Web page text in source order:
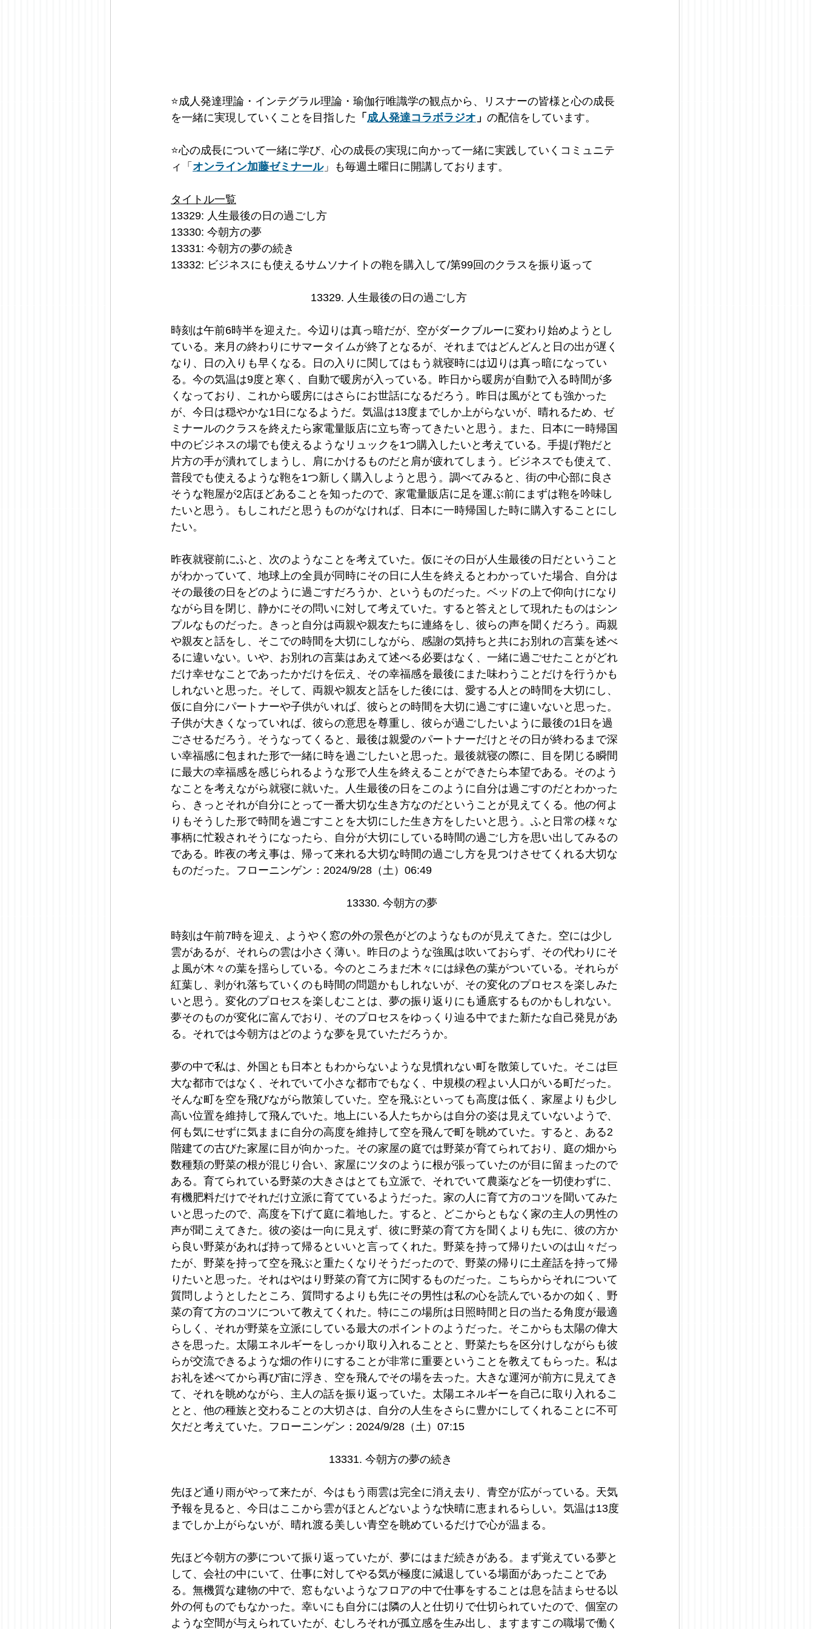
⭐️成人発達理論・インテグラル理論・瑜伽行唯識学の観点から、リスナーの皆様と心の成長
を一緒に実現していくことを目指した 「 成人発達コラボラジオ 」 の配信をしています。
⭐️心の成長について一緒に学び、心の成長の実現に向かって一緒に実践していくコミュニテ
ィ「 オンライン加藤ゼミナール」も毎週土曜日に開講しております。
タイトル一覧
13329: 人生最後の日の過ごし方
13330: 今朝方の夢
13331: 今朝方の夢の続き
13332: ビジネスにも使えるサムソナイトの鞄を購入して/第99回のクラスを振り返って
13329. 人生最後の日の過ごし方
時刻は午前6時半を迎えた。今辺りは真っ暗だが、空がダークブルーに変わり始めようとし
ている。来月の終わりにサマータイムが終了となるが、それまではどんどんと日の出が遅く
なり、日の入りも早くなる。日の入りに関してはもう就寝時には辺りは真っ暗になってい
る。今の気温は9度と寒く、自動で暖房が入っている。昨日から暖房が自動で入る時間が多
くなっており、これから暖房にはさらにお世話になるだろう。昨日は風がとても強かった
が、今日は穏やかな1日になるようだ。気温は13度までしか上がらないが、晴れるため、ゼ
ミナールのクラスを終えたら家電量販店に立ち寄ってきたいと思う。また、日本に一時帰国
中のビジネスの場でも使えるようなリュックを1つ購入したいと考えている。手提げ鞄だと
片方の手が潰れてしまうし、肩にかけるものだと肩が疲れてしまう。ビジネスでも使えて、
普段でも使えるような鞄を1つ新しく購入しようと思う。調べてみると、街の中心部に良さ
そうな鞄屋が2店ほどあることを知ったので、家電量販店に足を運ぶ前にまずは鞄を吟味し
たいと思う。もしこれだと思うものがなければ、日本に一時帰国した時に購入することにし
たい。
昨夜就寝前にふと、次のようなことを考えていた。仮にその日が人生最後の日だということ
がわかっていて、地球上の全員が同時にその日に人生を終えるとわかっていた場合、自分は
その最後の日をどのように過ごすだろうか、というものだった。ベッドの上で仰向けになり
ながら目を閉じ、静かにその問いに対して考えていた。すると答えとして現れたものはシン
プルなものだった。きっと自分は両親や親友たちに連絡をし、彼らの声を聞くだろう。両親
や親友と話をし、そこでの時間を大切にしながら、感謝の気持ちと共にお別れの言葉を述べ
るに違いない。いや、お別れの言葉はあえて述べる必要はなく、一緒に過ごせたことがどれ
だけ幸せなことであったかだけを伝え、その幸福感を最後にまた味わうことだけを行うかも
しれないと思った。そして、両親や親友と話をした後には、愛する人との時間を大切にし、
仮に自分にパートナーや子供がいれば、彼らとの時間を大切に過ごすに違いないと思った。
子供が大きくなっていれば、彼らの意思を尊重し、彼らが過ごしたいように最後の1日を過
ごさせるだろう。そうなってくると、最後は親愛のパートナーだけとその日が終わるまで深
い幸福感に包まれた形で一緒に時を過ごしたいと思った。最後就寝の際に、目を閉じる瞬間
に最大の幸福感を感じられるような形で人生を終えることができたら本望である。そのよう
なことを考えながら就寝に就いた。人生最後の日をこのように自分は過ごすのだとわかった
ら、きっとそれが自分にとって一番大切な生き方なのだということが見えてくる。他の何よ
りもそうした形で時間を過ごすことを大切にした生き方をしたいと思う。ふと日常の様々な
事柄に忙殺されそうになったら、自分が大切にしている時間の過ごし方を思い出してみるの
である。昨夜の考え事は、帰って来れる大切な時間の過ごし方を見つけさせてくれる大切な
ものだった。フローニンゲン：2024/9/28（土）06:49
13330. 今朝方の夢
時刻は午前7時を迎え、ようやく窓の外の景色がどのようなものが見えてきた。空には少し
雲があるが、それらの雲は小さく薄い。昨日のような強風は吹いておらず、その代わりにそ
よ風が木々の葉を揺らしている。今のところまだ木々には緑色の葉がついている。それらが
紅葉し、剥がれ落ちていくのも時間の問題かもしれないが、その変化のプロセスを楽しみた
いと思う。変化のプロセスを楽しむことは、夢の振り返りにも通底するものかもしれない。
夢そのものが変化に富んでおり、そのプロセスをゆっくり辿る中でまた新たな自己発見があ
る。それでは今朝方はどのような夢を見ていただろうか。
夢の中で私は、外国とも日本ともわからないような見慣れない町を散策していた。そこは巨
大な都市ではなく、それでいて小さな都市でもなく、中規模の程よい人口がいる町だった。
そんな町を空を飛びながら散策していた。空を飛ぶといっても高度は低く、家屋よりも少し
高い位置を維持して飛んでいた。地上にいる人たちからは自分の姿は見えていないようで、
何も気にせずに気ままに自分の高度を維持して空を飛んで町を眺めていた。すると、ある2
階建ての古びた家屋に目が向かった。その家屋の庭では野菜が育てられており、庭の畑から
数種類の野菜の根が混じり合い、家屋にツタのように根が張っていたのが目に留まったので
ある。育てられている野菜の大きさはとても立派で、それでいて農薬などを一切使わずに、
有機肥料だけでそれだけ立派に育てているようだった。家の人に育て方のコツを聞いてみた
いと思ったので、高度を下げて庭に着地した。すると、どこからともなく家の主人の男性の
声が聞こえてきた。彼の姿は一向に見えず、彼に野菜の育て方を聞くよりも先に、彼の方か
ら良い野菜があれば持って帰るといいと言ってくれた。野菜を持って帰りたいのは山々だっ
たが、野菜を持って空を飛ぶと重たくなりそうだったので、野菜の帰りに土産話を持って帰
りたいと思った。それはやはり野菜の育て方に関するものだった。こちらからそれについて
質問しようとしたところ、質問するよりも先にその男性は私の心を読んでいるかの如く、野
菜の育て方のコツについて教えてくれた。特にこの場所は日照時間と日の当たる角度が最適
らしく、それが野菜を立派にしている最大のポイントのようだった。そこからも太陽の偉大
さを思った。太陽エネルギーをしっかり取り入れることと、野菜たちを区分けしながらも彼
らが交流できるような畑の作りにすることが非常に重要ということを教えてもらった。私は
お礼を述べてから再び宙に浮き、空を飛んでその場を去った。大きな運河が前方に見えてき
て、それを眺めながら、主人の話を振り返っていた。太陽エネルギーを自己に取り入れるこ
とと、他の種族と交わることの大切さは、自分の人生をさらに豊かにしてくれることに不可
欠だと考えていた。フローニンゲン：2024/9/28（土）07:15
13331. 今朝方の夢の続き
先ほど通り雨がやって来たが、今はもう雨雲は完全に消え去り、青空が広がっている。天気
予報を見ると、今日はここから雲がほとんどないような快晴に恵まれるらしい。気温は13度
までしか上がらないが、晴れ渡る美しい青空を眺めているだけで心が温まる。
先ほど今朝方の夢について振り返っていたが、夢にはまだ続きがある。まず覚えている夢と
して、会社の中にいて、仕事に対してやる気が極度に減退している場面があったことであ
る。無機質な建物の中で、窓もないようなフロアの中で仕事をすることは息を詰まらせる以
外の何ものでもなかった。幸いにも自分には隣の人と仕切りで仕切られていたので、個室の
ような空間が与えられていたが、むしろそれが孤立感を生み出し、ますますこの職場で働く